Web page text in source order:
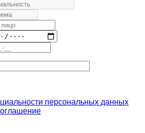
персональных данных